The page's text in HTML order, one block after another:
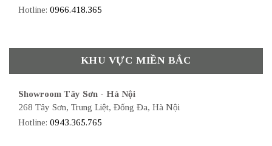
Hotline: 0966.418.365
KHU VỰC MIỀN BẮC
Showroom Tây Sơn - Hà Nội
268 Tây Sơn, Trung Liệt, Đống Đa, Hà Nội
Hotline: 0943.365.765